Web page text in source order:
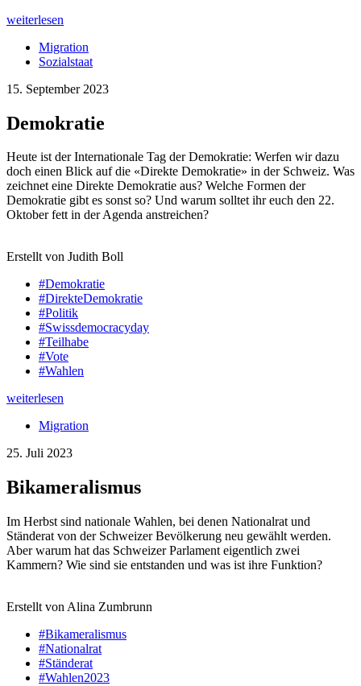
weiterlesen
Migration
Sozialstaat
15. September 2023
Demokratie
Heute ist der Internationale Tag der Demokratie: Werfen wir dazu
doch einen Blick auf die «Direkte Demokratie» in der Schweiz. Was
zeichnet eine Direkte Demokratie aus? Welche Formen der
Demokratie gibt es sonst so? Und warum solltet ihr euch den 22.
Oktober fett in der Agenda anstreichen?
Erstellt von Judith Boll
#Demokratie
#DirekteDemokratie
#Politik
#Swissdemocracyday
#Teilhabe
#Vote
#Wahlen
weiterlesen
Migration
25. Juli 2023
Bikameralismus
Im Herbst sind nationale Wahlen, bei denen Nationalrat und
Ständerat von der Schweizer Bevölkerung neu gewählt werden.
Aber warum hat das Schweizer Parlament eigentlich zwei
Kammern? Wie sind sie entstanden und was ist ihre Funktion?
Erstellt von Alina Zumbrunn
#Bikameralismus
#Nationalrat
#Ständerat
#Wahlen2023